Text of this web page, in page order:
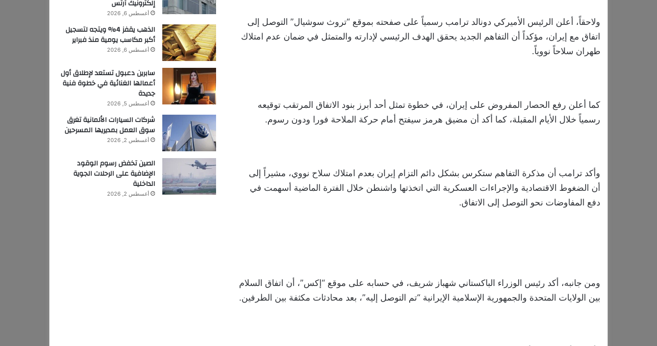
ولاحقاً، أعلن الرئيس الأميركي دونالد ترامب رسمياً على صفحته بموقع “تروث سوشيال” التوصل إلى
اتفاق مع إيران، مؤكداً أن التفاهم الجديد يحقق الهدف الرئيسي لإدارته والمتمثل في ضمان عدم امتلاك
طهران سلاحاً نووياً.
كما أعلن رفع الحصار المفروض على إيران، في خطوة تمثل أحد أبرز بنود الاتفاق المرتقب توقيعه
رسمياً خلال الأيام المقبلة، كما أكد أن مضيق هرمز سيفتح أمام حركة الملاحة فورا ودون رسوم.
وأكد ترامب أن مذكرة التفاهم ستكرس بشكل دائم التزام إيران بعدم امتلاك سلاح نووي، مشيراً إلى
أن الضغوط الاقتصادية والإجراءات العسكرية التي اتخذتها واشنطن خلال الفترة الماضية أسهمت في
دفع المفاوضات نحو التوصل إلى الاتفاق.
ومن جانبه، أكد رئيس الوزراء الباكستاني شهباز شريف، في حسابه على موقع “إكس”، أن اتفاق السلام
بين الولايات المتحدة والجمهورية الإسلامية الإيرانية “تم التوصل إليه”، بعد محادثات مكثفة بين الطرفين.
إلكترونيك آرتس
أغسطس 6, 2026
الذهب يقفز 4% ويتجه لتسجيل
أكبر مكاسب يومية منذ فبراير
أغسطس 6, 2026
سابرين دعبول تستعد لإطلاق أول
أعمالها الغنائية في خطوة فنية
جديدة
أغسطس 5, 2026
شركات السيارات الألمانية تغرق
سوق العمل بمديريها المسرحين
أغسطس 2, 2026
الصين تخفض رسوم الوقود
الإضافية على الرحلات الجوية
الداخلية
أغسطس 2, 2026